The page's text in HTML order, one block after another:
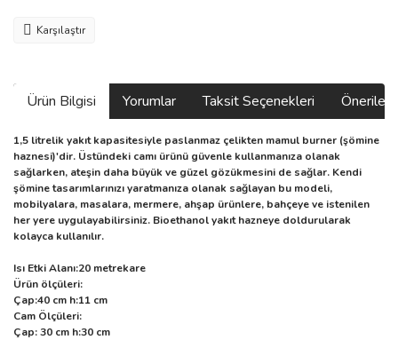
Karşılaştır
Ürün Bilgisi Yorumlar Taksit Seçenekleri
1,5 litrelik yakıt kapasitesiyle paslanmaz çelikten mamul burner (şömine
haznesi)'dir. Üstündeki camı ürünü güvenle kullanmanıza olanak
sağlarken, ateşin daha büyük ve güzel gözükmesini de sağlar. Kendi
şömine tasarımlarınızı yaratmanıza olanak sağlayan bu modeli,
mobilyalara, masalara, mermere, ahşap ürünlere, bahçeye ve istenilen
her yere uygulayabilirsiniz. Bioethanol yakıt hazneye doldurularak
kolayca kullanılır.
Isı Etki Alanı:20 metrekare
Ürün ölçüleri:
Çap:40 cm h:11 cm
Cam Ölçüleri:
Çap: 30 cm h:30 cm